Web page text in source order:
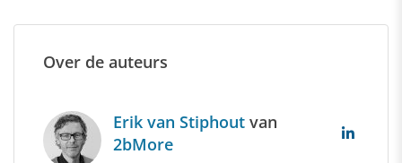
Over de auteurs
Erik van Stiphout van
2bMore